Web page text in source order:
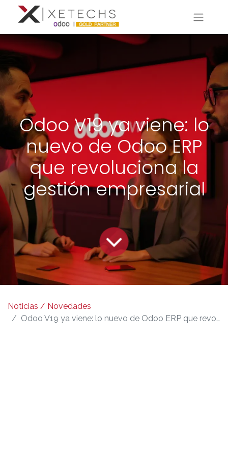
Odoo V19 ya viene: lo
nuevo de Odoo ERP
que revoluciona la
gestión empresarial
Noticias / Novedades
Odoo V19 ya viene: lo nuevo de Odoo ERP que revoluciona la gestión empresarial